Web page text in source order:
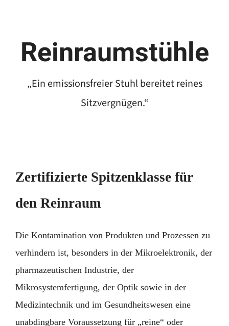
Reinraumstühle
„Ein emissionsfreier Stuhl bereitet reines
Sitzvergnügen.“
Zertifizierte Spitzenklasse für
den Reinraum
Die Kontamination von Produkten und Prozessen zu
verhindern ist, besonders in der Mikroelektronik, der
pharmazeutischen Industrie, der
Mikrosystemfertigung, der Optik sowie in der
Medizintechnik und im Gesundheitswesen eine
unabdingbare Voraussetzung für „reine“ oder